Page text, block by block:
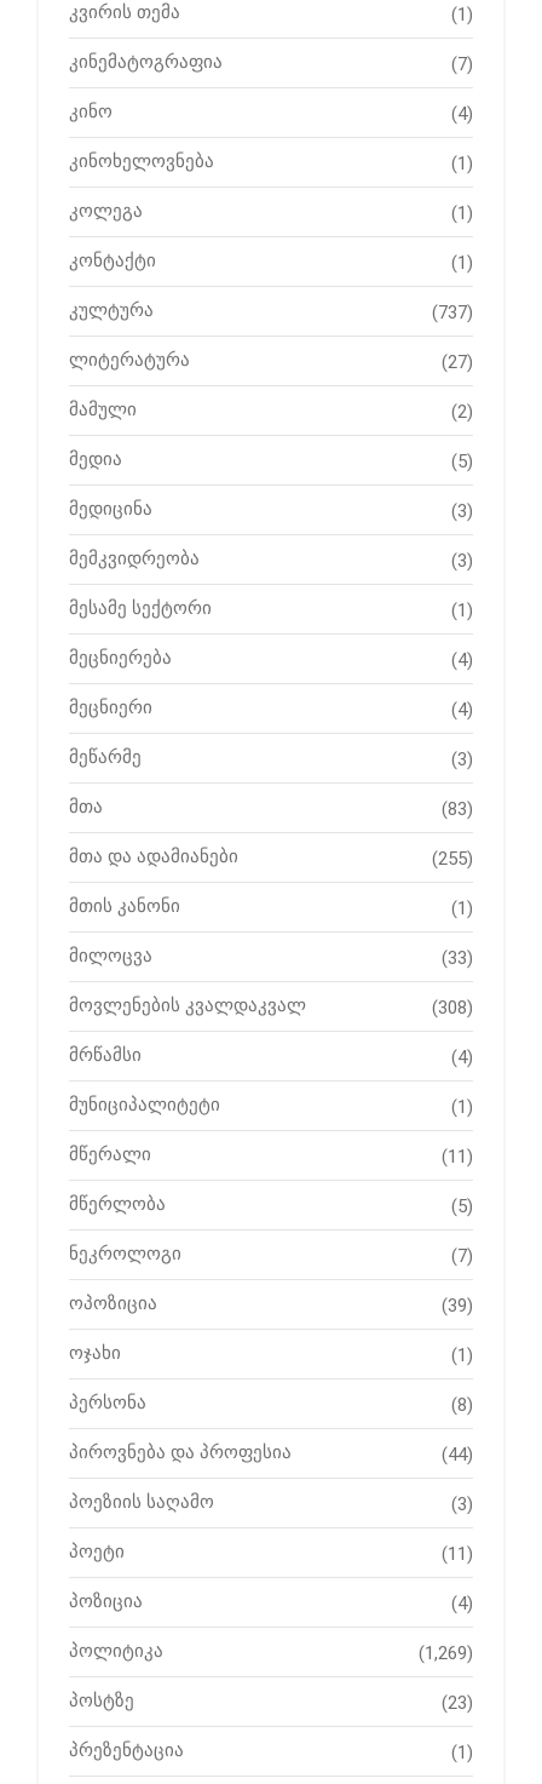
კვირის თემა (1)
კინემატოგრაფია (7)
კინო (4)
კინოხელოვნება (1)
კოლეგა (1)
კონტაქტი (1)
კულტურა (737)
ლიტერატურა (27)
მამული (2)
მედია (5)
მედიცინა (3)
მემკვიდრეობა (3)
მესამე სექტორი (1)
მეცნიერება (4)
მეცნიერი (4)
მეწარმე (3)
მთა (83)
მთა და ადამიანები (255)
მთის კანონი (1)
მილოცვა (33)
მოვლენების კვალდაკვალ (308)
მრწამსი (4)
მუნიციპალიტეტი (1)
მწერალი (11)
მწერლობა (5)
ნეკროლოგი (7)
ოპოზიცია (39)
ოჯახი (1)
პერსონა (8)
პიროვნება და პროფესია (44)
პოეზიის საღამო (3)
პოეტი (11)
პოზიცია (4)
პოლიტიკა (1,269)
პოსტზე (23)
პრეზენტაცია (1)